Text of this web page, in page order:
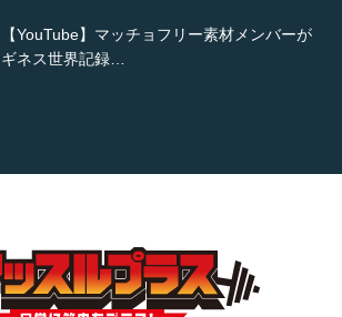
【YouTube】マッチョフリー素材メンバーが
ギネス世界記録…
TOKYO FMラジオ番組「ONE MORNING」